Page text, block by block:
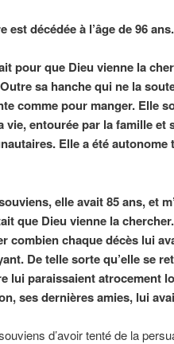
est décédée à l’âge de 96
pour que Dieu vienne la
sa hanche qui ne la
comme pour manger. Elle
vie, entourée par la famille et
Elle a été
elle avait 85 ans, et
que Dieu vienne la
combien chaque décès lui
De telle sorte qu’elle se
lui paraissaient atrocement
ses dernières amies, lui
d’avoir tenté de la